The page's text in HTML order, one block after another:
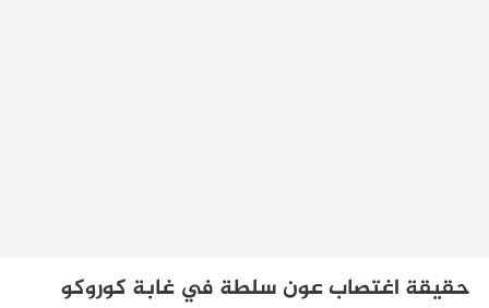
حقيقة اغتصاب عون سلطة في غابة كوروكو